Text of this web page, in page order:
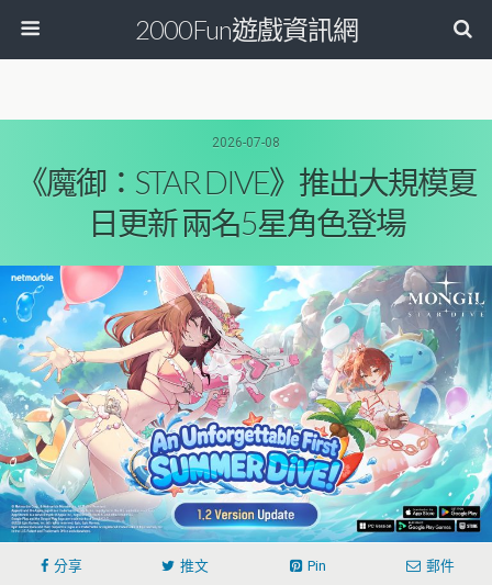
2000Fun遊戲資訊網
2026-07-08
《魔御：STAR DIVE》推出大規模夏
日更新 兩名5星角色登場
分享 推文 Pin 郵件